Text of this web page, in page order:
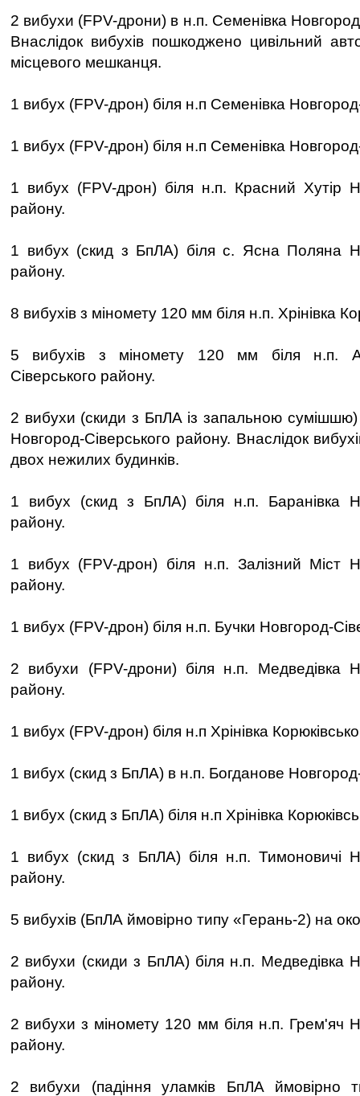
2 вибухи (FPV-дрони) в н.п. Семенівка
Внаслідок вибухів пошкоджено цивільний
місцевого мешканця.
1 вибух (FPV-дрон) біля н.п Семенівка
1 вибух (FPV-дрон) біля н.п Семенівка
1 вибух (FPV-дрон) біля н.п. Красний Хутір
району.
1 вибух (скид з БпЛА) біля с. Ясна Поляна
району.
8 вибухів з міномету 120 мм біля н.п. Хрінівка
5 вибухів з міномету 120 мм біля н.п.
Сіверського району.
2 вибухи (скиди з БпЛА із запальною сумішшю)
Новгород-Сіверського району. Внаслідок
двох нежилих будинків.
1 вибух (скид з БпЛА) біля н.п. Баранівка
району.
1 вибух (FPV-дрон) біля н.п. Залізний Міст
району.
1 вибух (FPV-дрон) біля н.п. Бучки Новгород-
2 вибухи (FPV-дрони) біля н.п. Медведівка
району.
1 вибух (FPV-дрон) біля н.п Хрінівка
1 вибух (скид з БпЛА) в н.п. Богданове
1 вибух (скид з БпЛА) біля н.п Хрінівка
1 вибух (скид з БпЛА) біля н.п. Тимоновичі
району.
5 вибухів (БпЛА ймовірно типу «Герань-2) на
2 вибухи (скиди з БпЛА) біля н.п. Медведівка
району.
2 вибухи з міномету 120 мм біля н.п. Грем'яч
району.
2 вибухи (падіння уламків БпЛА ймовірно